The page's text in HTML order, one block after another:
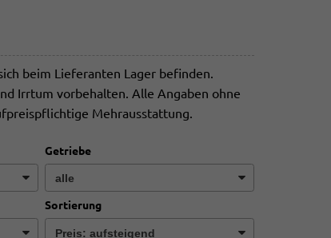
beim Lieferanten Lager befinden.
Irrtum vorbehalten. Alle Angaben ohne
Mehrausstattung.
Getriebe
Sortierung